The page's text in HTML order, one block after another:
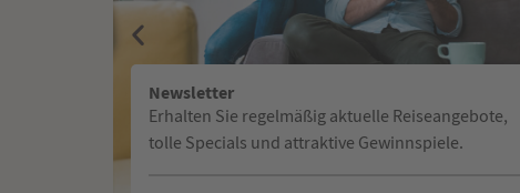
Newsletter
Erhalten Sie regelmäßig aktuelle Reiseangebote,
tolle Specials und attraktive Gewinnspiele.